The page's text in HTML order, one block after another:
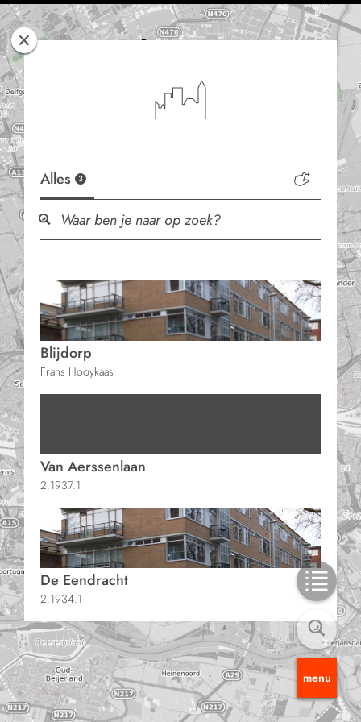
Rotterdam
menu
Alles 3
Blijdorp
Frans Hooykaas
Van Aerssenlaan
2.1937.1
De Eendracht
2.1934.1